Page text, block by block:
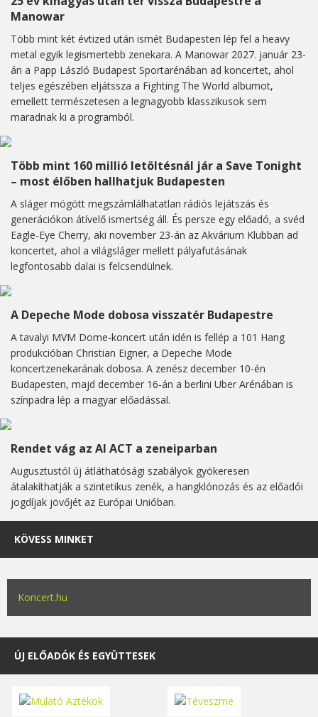
Manowar
Több mint két évtized után ismét Budapesten lép fel a heavy
metal egyik legismertebb zenekara. A Manowar 2027. január 23-
án a Papp László Budapest Sportarénában ad koncertet, ahol
teljes egészében eljátssza a Fighting The World albumot,
emellett természetesen a legnagyobb klasszikusok sem
maradnak ki a programból.
Több mint 160 millió letöltésnál jár a Save Tonight
– most élőben hallhatjuk Budapesten
A sláger mögött megszámlálhatatlan rádiós lejátszás és
generációkon átívelő ismertség áll. És persze egy előadó, a svéd
Eagle-Eye Cherry, aki november 23-án az Akvárium Klubban ad
koncertet, ahol a világsláger mellett pályafutásának
legfontosabb dalai is felcsendülnek.
A Depeche Mode dobosa visszatér Budapestre
A tavalyi MVM Dome-koncert után idén is fellép a 101 Hang
produkcióban Christian Eigner, a Depeche Mode
koncertzenekarának dobosa. A zenész december 10-én
Budapesten, majd december 16-án a berlini Uber Arénában is
színpadra lép a magyar előadással.
Rendet vág az AI ACT a zeneiparban
Augusztustól új átláthatósági szabályok gyökeresen
átalakíthatják a szintetikus zenék, a hangklónozás és az előadói
jogdíjak jövőjét az Európai Unióban.
KÖVESS MINKET
Koncert.hu
ÚJ ELŐADÓK ÉS EGYÜTTESEK